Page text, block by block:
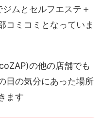
ムとセルフエステ＋
コミコミとなっていま
の他の店舗でも
日の気分にあった場所
ます